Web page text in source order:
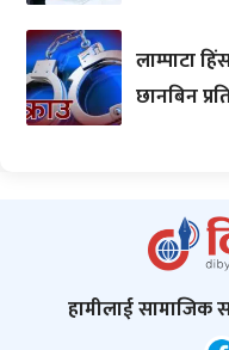
लाम्पाटा
छानबिन
हामीलाई सामाजिक